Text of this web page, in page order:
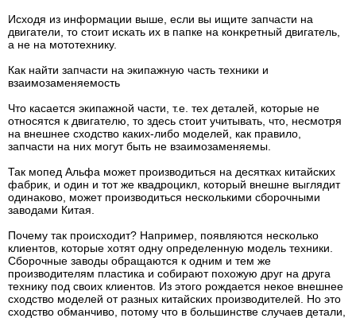
Исходя из информации выше, если вы ищите запчасти на
двигатели, то стоит искать их в папке на конкретный двигатель,
а не на мототехнику.
Как найти запчасти на экипажную часть техники и
взаимозаменяемость
Что касается экипажной части, т.е. тех деталей, которые не
относятся к двигателю, то здесь стоит учитывать, что, несмотря
на внешнее сходство каких-либо моделей, как правило,
запчасти на них могут быть не взаимозаменяемы.
Так мопед Альфа может производиться на десятках китайских
фабрик, и один и тот же квадроцикл, который внешне выглядит
одинаково, может производиться несколькими сборочными
заводами Китая.
Почему так происходит? Например, появляются несколько
клиентов, которые хотят одну определенную модель техники.
Сборочные заводы обращаются к одним и тем же
производителям пластика и собирают похожую друг на друга
технику под своих клиентов. Из этого рождается некое внешнее
сходство моделей от разных китайских производителей. Но это
сходство обманчиво, потому что в большинстве случаев детали,